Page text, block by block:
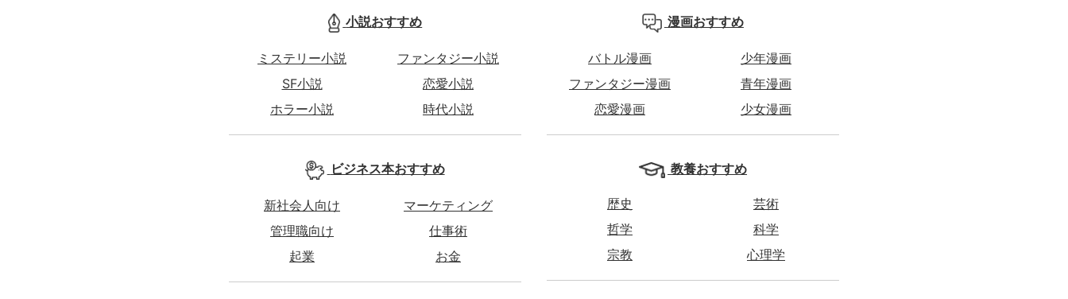
小説おすすめ
ミステリー小説
ファンタジー小説
SF小説
恋愛小説
ホラー小説
時代小説
漫画おすすめ
バトル漫画
少年漫画
ファンタジー漫画
青年漫画
恋愛漫画
少女漫画
ビジネス本おすすめ
新社会人向け
マーケティング
管理職向け
仕事術
起業
お金
教養おすすめ
歴史
芸術
哲学
科学
宗教
心理学